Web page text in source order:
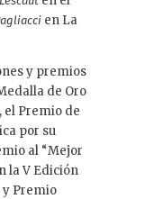
en La
y premios
de Oro
el Premio de
por su
al “Mejor
la V Edición
y Premio